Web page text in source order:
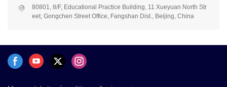
80801, 8/F, Educational Practice Building, 11 Xueyuan North Str
eet, Gongchen Street Office, Fangshan Dist., Beijing, China